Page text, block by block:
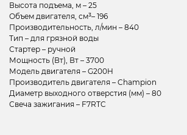
Высота подъема, м – 25
Объем двигателя, см³– 196
Производительность, л/мин – 840
Тип – для грязной воды
Стартер – ручной
Мощность (Вт), Вт – 3700
Модель двигателя – G200H
Производитель двигателя – Champion
Диаметр выходного отверстия (мм) – 80
Свеча зажигания – F7RTC